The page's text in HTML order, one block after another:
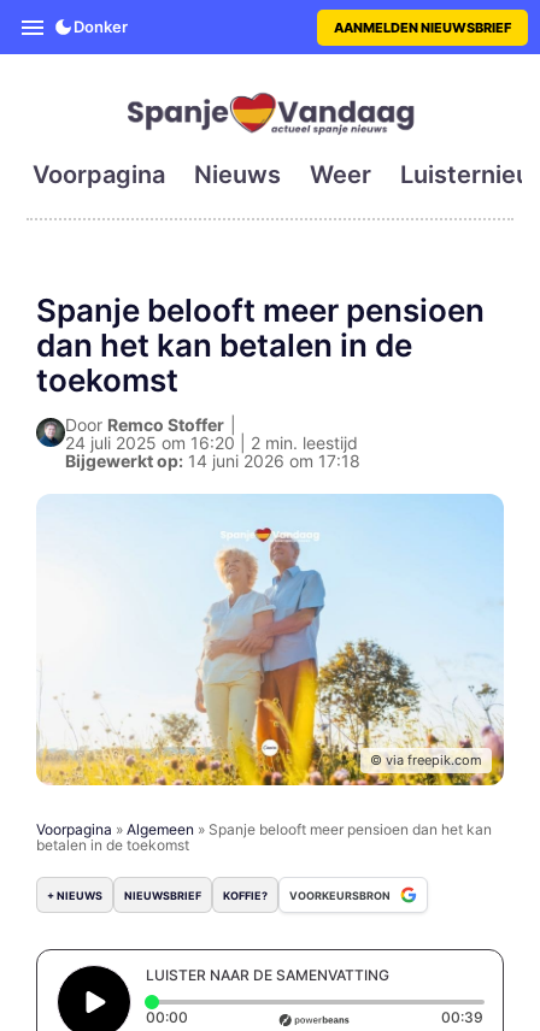
SpanjeVandaag is de eerste
Donker AANMELDEN NIEUWSBRIEF
Voorpagina Nieuws Weer
Spanje belooft meer pensioen
dan het kan betalen in de
toekomst
Door Remco Stoffer
24 juli 2025 om 16:20 | 2 min. leestijd
Bijgewerkt op: 14 juni 2026 om 17:18
© via freepik.com
Voorpagina » Algemeen » Spanje belooft meer pensioen dan het kan
betalen in de toekomst
+ NIEUWS NIEUWSBRIEF KOFFIE? VOORKEURSBRON
LUISTER NAAR DE SAMENVATTING
00:00 Elapsed time: 0 seconds 00:39